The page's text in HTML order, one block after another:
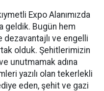
Expo Alanımızda
geldik. Bugün hem
ve engelli
olduk. Şehitlerimizin
unutmamak adına
yazılı olan tekerlekli
eden, şehit ve gazi